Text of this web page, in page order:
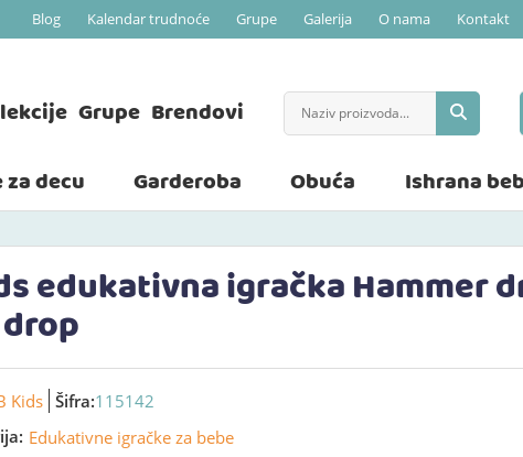
Blog Kalendar trudnoće Grupe Galerija O nama Kontakt
Grupe Brendovi
decu Garderoba Obuća Ishrana
edukativna igračka Hammer
Kids Šifra:115142
Edukativne igračke za bebe